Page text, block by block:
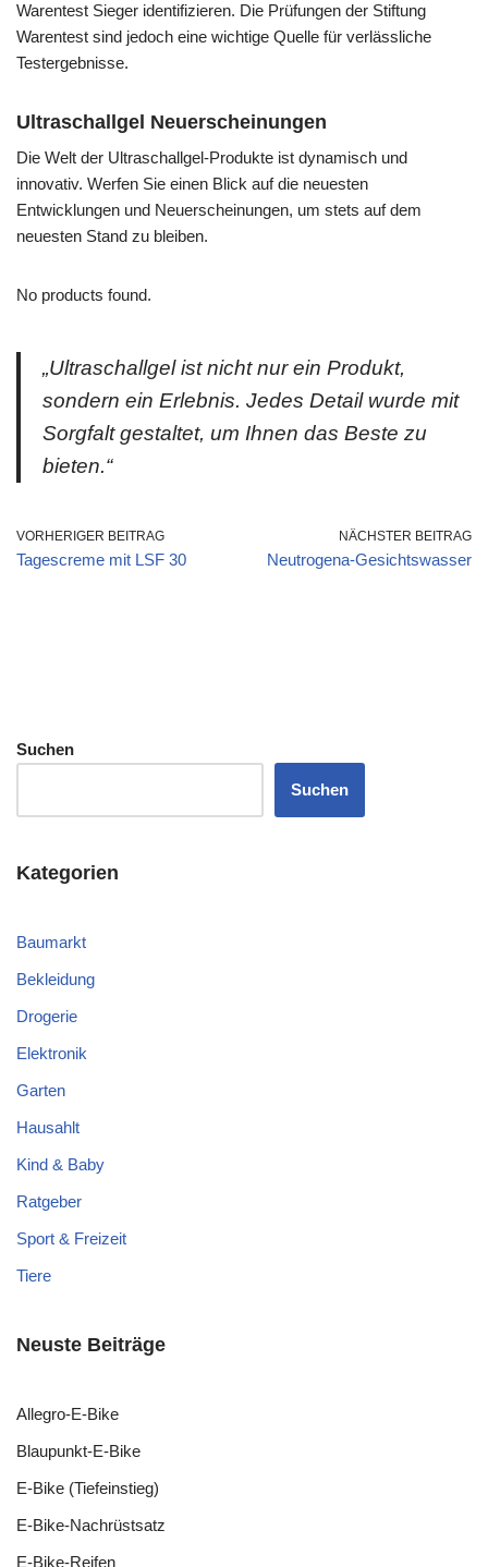
Warentest Sieger identifizieren. Die Prüfungen der Stiftung
Warentest sind jedoch eine wichtige Quelle für verlässliche
Testergebnisse.
Ultraschallgel Neuerscheinungen
Die Welt der Ultraschallgel-Produkte ist dynamisch und
innovativ. Werfen Sie einen Blick auf die neuesten
Entwicklungen und Neuerscheinungen, um stets auf dem
neuesten Stand zu bleiben.
No products found.
„Ultraschallgel ist nicht nur ein Produkt,
sondern ein Erlebnis. Jedes Detail wurde mit
Sorgfalt gestaltet, um Ihnen das Beste zu
bieten.“
VORHERIGER BEITRAG
Tagescreme mit LSF 30
NÄCHSTER BEITRAG
Neutrogena-Gesichtswasser
Suchen
Suchen
Kategorien
Baumarkt
Bekleidung
Drogerie
Elektronik
Garten
Hausahlt
Kind & Baby
Ratgeber
Sport & Freizeit
Tiere
Neuste Beiträge
Allegro-E-Bike
Blaupunkt-E-Bike
E-Bike (Tiefeinstieg)
E-Bike-Nachrüstsatz
E-Bike-Reifen